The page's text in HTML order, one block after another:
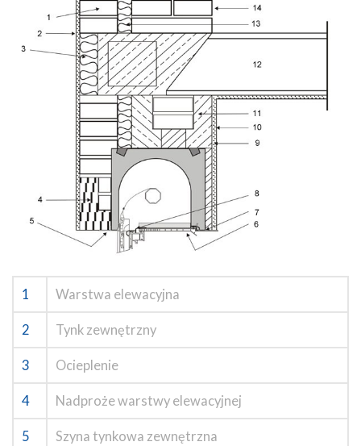
1 Warstwa elewacyjna
2 Tynk zewnętrzny
3 Ocieplenie
4 Nadproże warstwy elewacyjnej
5 Szyna tynkowa zewnętrzna